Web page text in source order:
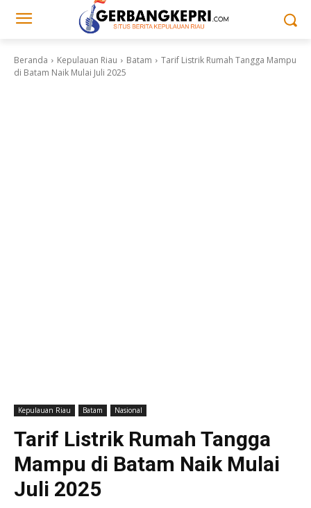
Beranda Kepulauan Riau Batam
Tarif Listrik Rumah Tangga Mampu
di Batam Naik Mulai Juli 2025
Kepulauan Riau Batam Nasional
Tarif Listrik Rumah Tangga
Mampu di Batam Naik Mulai
Juli 2025